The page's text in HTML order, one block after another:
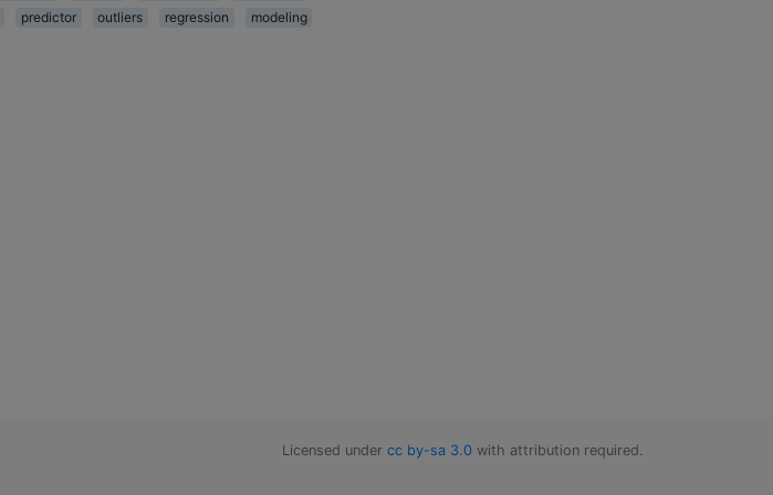
predictor outliers regression
modeling
Licensed under cc by-sa 3.0 with attribution required.